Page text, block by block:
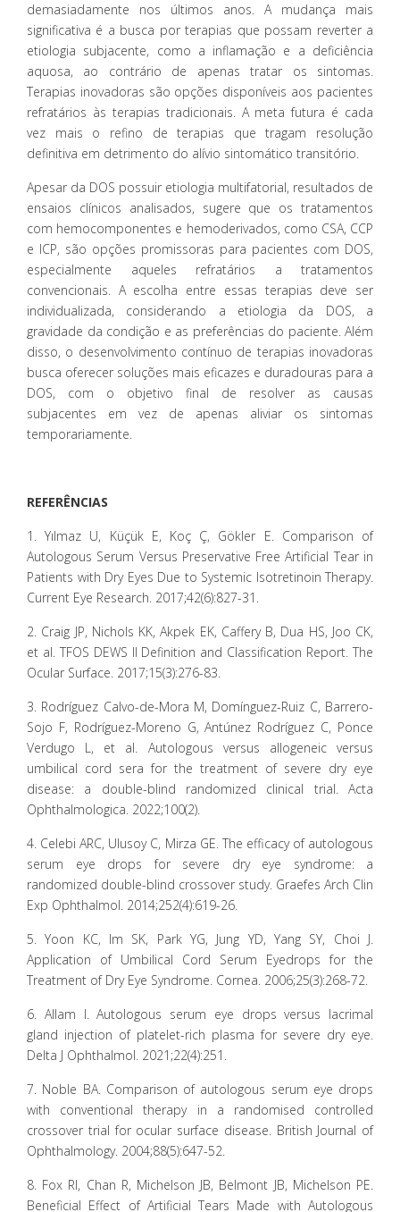
demasiadamente nos últimos anos. A mudança mais
significativa é a busca por terapias que possam reverter a
etiologia subjacente, como a inflamação e a deficiência
aquosa, ao contrário de apenas tratar os sintomas.
Terapias inovadoras são opções disponíveis aos pacientes
refratários às terapias tradicionais. A meta futura é cada
vez mais o refino de terapias que tragam resolução
definitiva em detrimento do alívio sintomático transitório.
Apesar da DOS possuir etiologia multifatorial, resultados de
ensaios clínicos analisados, sugere que os tratamentos
com hemocomponentes e hemoderivados, como CSA, CCP
e ICP, são opções promissoras para pacientes com DOS,
especialmente aqueles refratários a tratamentos
convencionais. A escolha entre essas terapias deve ser
individualizada, considerando a etiologia da DOS, a
gravidade da condição e as preferências do paciente. Além
disso, o desenvolvimento contínuo de terapias inovadoras
busca oferecer soluções mais eficazes e duradouras para a
DOS, com o objetivo final de resolver as causas
subjacentes em vez de apenas aliviar os sintomas
temporariamente.
REFERÊNCIAS
1. Yılmaz U, Küçük E, Koç Ç, Gökler E. Comparison of
Autologous Serum Versus Preservative Free Artificial Tear in
Patients with Dry Eyes Due to Systemic Isotretinoin Therapy.
Current Eye Research. 2017;42(6):827-31.
2. Craig JP, Nichols KK, Akpek EK, Caffery B, Dua HS, Joo CK,
et al. TFOS DEWS II Definition and Classification Report. The
Ocular Surface. 2017;15(3):276-83.
3. Rodríguez Calvo-de-Mora M, Domínguez-Ruiz C, Barrero-
Sojo F, Rodríguez-Moreno G, Antúnez Rodríguez C, Ponce
Verdugo L, et al. Autologous versus allogeneic versus
umbilical cord sera for the treatment of severe dry eye
disease: a double-blind randomized clinical trial. Acta
Ophthalmologica. 2022;100(2).
4. Celebi ARC, Ulusoy C, Mirza GE. The efficacy of autologous
serum eye drops for severe dry eye syndrome: a
randomized double-blind crossover study. Graefes Arch Clin
Exp Ophthalmol. 2014;252(4):619-26.
5. Yoon KC, Im SK, Park YG, Jung YD, Yang SY, Choi J.
Application of Umbilical Cord Serum Eyedrops for the
Treatment of Dry Eye Syndrome. Cornea. 2006;25(3):268-72.
6. Allam I. Autologous serum eye drops versus lacrimal
gland injection of platelet-rich plasma for severe dry eye.
Delta J Ophthalmol. 2021;22(4):251.
7. Noble BA. Comparison of autologous serum eye drops
with conventional therapy in a randomised controlled
crossover trial for ocular surface disease. British Journal of
Ophthalmology. 2004;88(5):647-52.
8. Fox RI, Chan R, Michelson JB, Belmont JB, Michelson PE.
Beneficial Effect of Artificial Tears Made with Autologous